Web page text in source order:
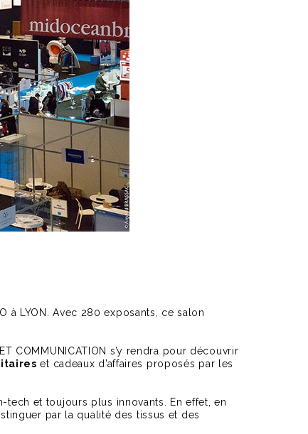
à LYON. Avec 280 exposants, ce salon
COMMUNICATION s’y rendra pour découvrir
et cadeaux d’affaires proposés par les
et toujours plus innovants. En effet, en
par la qualité des tissus et des